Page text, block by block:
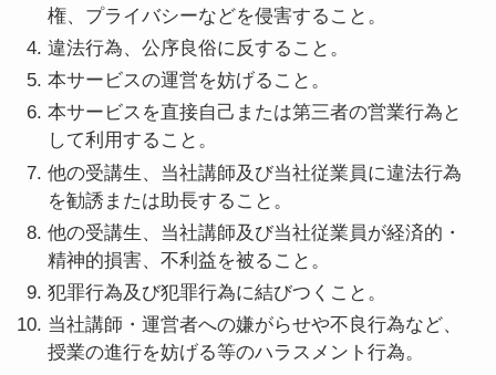
権、プライバシーなどを侵害すること。
違法行為、公序良俗に反すること。
本サービスの運営を妨げること。
本サービスを直接自己または第三者の営業行為と
して利用すること。
他の受講生、当社講師及び当社従業員に違法行為
を勧誘または助長すること。
他の受講生、当社講師及び当社従業員が経済的・
精神的損害、不利益を被ること。
犯罪行為及び犯罪行為に結びつくこと。
当社講師・運営者への嫌がらせや不良行為など、
授業の進行を妨げる等のハラスメント行為。